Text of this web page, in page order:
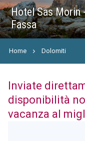
Hotel Sas Morin
Fassa
Home Dolomiti
Inviate
disponibilità
vacanza al